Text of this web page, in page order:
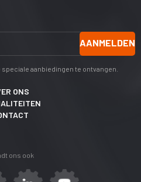
AANMELDEN
aanbiedingen te ontvangen.
ONS
ons ook